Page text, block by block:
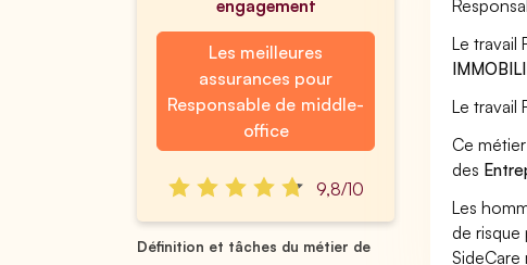
engagement
Les meilleures
assurances pour
Responsable de middle-
office
9,8/10
Définition et tâches du métier de
Le travail
Le travail
Ce
des
Les
de risque